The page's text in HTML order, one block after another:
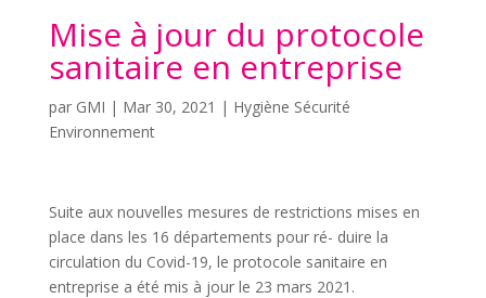
Mise à jour du protocole
sanitaire en entreprise
par GMI | Mar 30, 2021 | Hygiène Sécurité
Environnement
Suite aux nouvelles mesures de restrictions mises en
place dans les 16 départements pour ré- duire la
circulation du Covid-19, le protocole sanitaire en
entreprise a été mis à jour le 23 mars 2021.